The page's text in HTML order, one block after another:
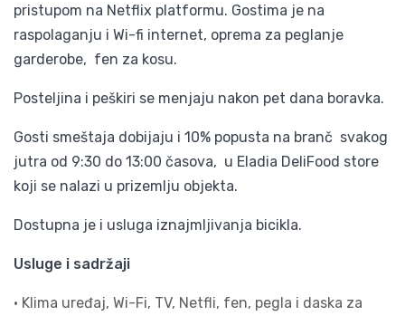
pristupom na Netflix platformu. Gostima je na
raspolaganju i Wi-fi internet, oprema za peglanje
garderobe, fen za kosu.
Posteljina i peškiri se menjaju nakon pet dana boravka.
Gosti smeštaja dobijaju i 10% popusta na branč svakog
jutra od 9:30 do 13:00 časova, u Eladia DeliFood store
koji se nalazi u prizemlju objekta.
Dostupna je i usluga iznajmljivanja bicikla.
Usluge i sadržaji
• Klima uređaj, Wi-Fi, TV, Netfli, fen, pegla i daska za